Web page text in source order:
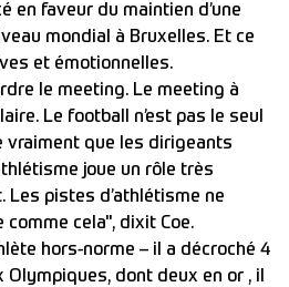
en faveur du maintien d’une
mondial à Bruxelles. Et ce
et émotionnelles.
le meeting. Le meeting à
Le football n’est pas le seul
vraiment que les dirigeants
joue un rôle très
Les pistes d’athlétisme ne
cela", dixit Coe.
hors-norme – il a décroché 4
dont deux en or , il